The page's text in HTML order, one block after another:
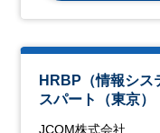
HRBP（情報シス
スパート（東京）
JCOM株式会社